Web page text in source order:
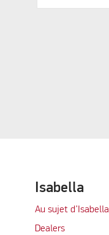
Isabella
Au sujet d’Isabella
Dealers